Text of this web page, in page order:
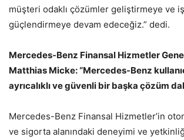
müşteri odaklı çözümler geliştirmeye ve
güçlendirmeye devam edeceğiz.” dedi.
Mercedes-Benz Finansal Hizmetler
Matthias Micke: “Mercedes-Benz
ayrıcalıklı ve güvenli bir başka çözüm
Mercedes-Benz Finansal Hizmetler’in
ve sigorta alanındaki deneyimi ve